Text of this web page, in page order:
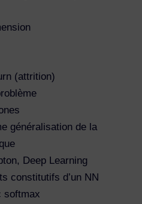
(attrition)
généralisation de la
Deep Learning
constitutifs d’un NN
softmax